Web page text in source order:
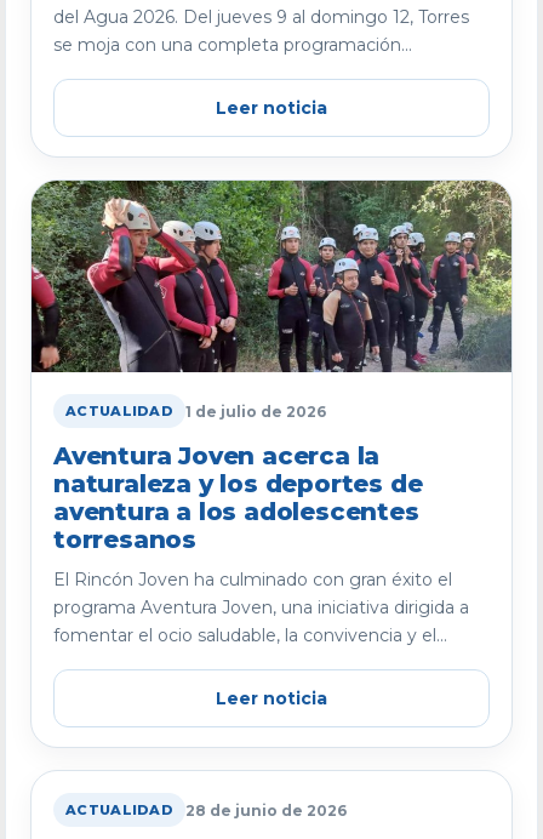
del Agua 2026. Del jueves 9 al domingo 12, Torres
se moja con una completa programación...
Leer noticia
ACTUALIDAD 1 de julio de 2026
Aventura Joven acerca la
naturaleza y los deportes de
aventura a los adolescentes
torresanos
El Rincón Joven ha culminado con gran éxito el
programa Aventura Joven, una iniciativa dirigida a
fomentar el ocio saludable, la convivencia y el...
Leer noticia
ACTUALIDAD 28 de junio de 2026